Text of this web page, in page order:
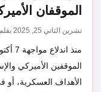
الموقفان
تشرين الثاني 25, 2025 بقلم
الموقفين الأميركي
الأهداف العسكرية، أو